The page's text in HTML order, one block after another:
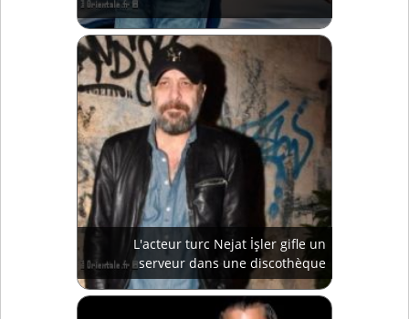
L'acteur turc Nejat İşler gifle un
serveur dans une discothèque